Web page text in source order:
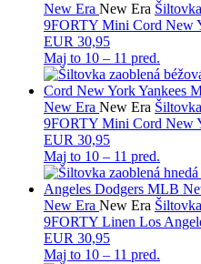
New Era New Era
9FORTY Mini Cord New
EUR 30,95
Maj to 10 – 11 pred.
New Era New Era
9FORTY Mini Cord New
EUR 30,95
Maj to 10 – 11 pred.
New Era New Era
9FORTY Linen Los
EUR 30,95
Maj to 10 – 11 pred.